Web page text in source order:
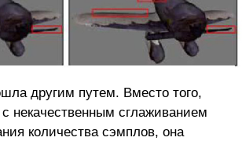
другим путем. Вместо того,
некачественным сглаживанием
количества сэмплов, она